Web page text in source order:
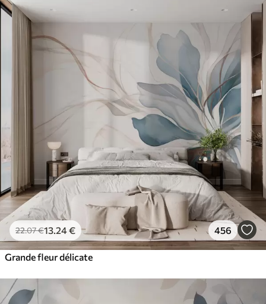
22.07€13 .24€ 456
Grande fleur délicate